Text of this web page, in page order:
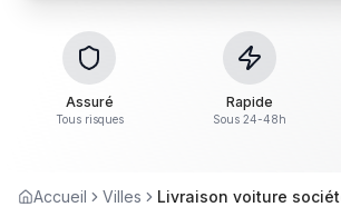
Assuré
Tous risques
Rapide
Sous 24-48h
Accueil Villes